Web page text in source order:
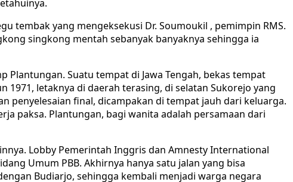
tembak yang mengeksekusi Dr. Soumoukil , pemimpin RMS.
singkong mentah sebanyak banyaknya sehingga ia
Plantungan. Suatu tempat di Jawa Tengah, bekas tempat
letaknya di daerah terasing, di selatan Sukorejo yang
penyelesaian final, dicampakan di tempat jauh dari keluarga.
paksa. Plantungan, bagi wanita adalah persamaan dari
Lobby Pemerintah Inggris dan Amnesty International
Umum PBB. Akhirnya hanya satu jalan yang bisa
Budiarjo, sehingga kembali menjadi warga negara